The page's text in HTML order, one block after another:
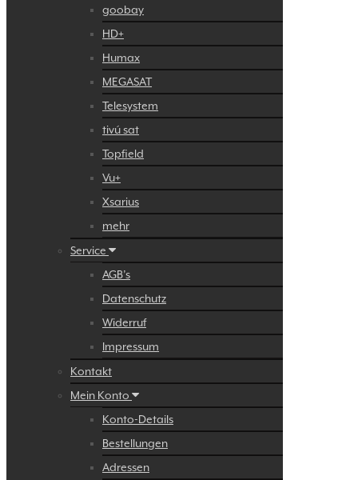
goobay
HD+
Humax
MEGASAT
Telesystem
tivú sat
Topfield
Vu+
Xsarius
mehr
Service
AGB’s
Datenschutz
Widerruf
Impressum
Kontakt
Mein Konto
Konto-Details
Bestellungen
Adressen